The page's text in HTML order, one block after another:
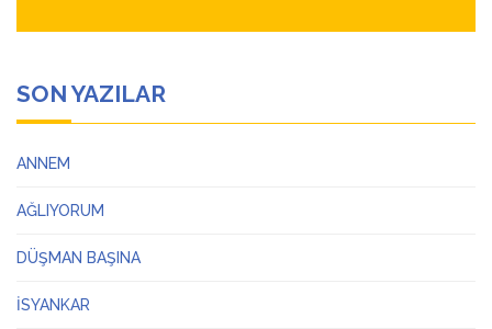
SON YAZILAR
ANNEM
AĞLIYORUM
DÜŞMAN BAŞINA
İSYANKAR